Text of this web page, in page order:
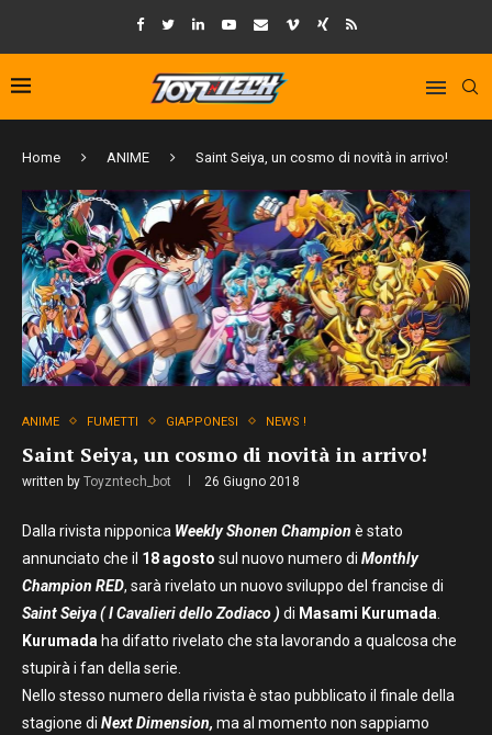
Home ANIME Saint Seiya, un cosmo di novità in arrivo!
ANIME FUMETTI GIAPPONESI NEWS !
Saint Seiya, un cosmo di novità in arrivo!
written by Toyzntech_bot 26 Giugno 2018
Dalla rivista nipponica Weekly Shonen Champion è stato
annunciato che il 18 agosto sul nuovo numero di Monthly
Champion RED, sarà rivelato un nuovo sviluppo del francise di
Saint Seiya ( I Cavalieri dello Zodiaco ) di Masami Kurumada
Kurumada ha difatto rivelato che sta lavorando a qualcosa che
stupirà i fan della serie.
Nello stesso numero della rivista è stao pubblicato il finale della
stagione di Next Dimension, ma al momento non sappiamo